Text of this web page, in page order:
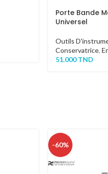
Porte Bande
Universel
Outils
Conservatrice,
51.000TND
-60%